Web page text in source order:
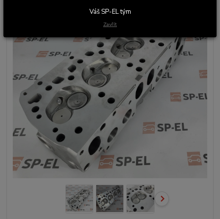
Váš SP-EL tým
Zavřít